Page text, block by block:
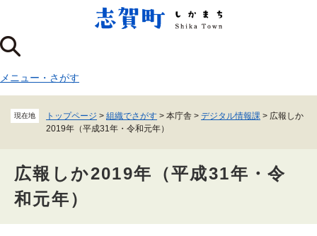
ジ
の
頭
で
メニューを飛ばして本文へ
メニュー ・ さがす
現在地 トップページ > 組織でさがす > 本庁舎 > デジタル情報課 > 広報しか
2019年（平成31年・令和元年）
広報しか2019年（平成31年・令
和元年）